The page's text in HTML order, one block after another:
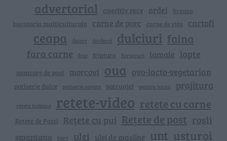
advertorial aperitiv rece ardei branza
bucataria multiculturala carne de porc carne de vita cartofi
ceapa desert dovlecei dulciuri faina
fara carne free friptura fursecuri lamaie lapte
mancare de post morcovi oua ovo-lacto-vegetarian
patiserie dulce patiserie sarata patrunjel pentru iarna prajitura
reteta italiana retete-video retete cu carne
Retete de Pasti Rețete cu pui Rețete de post rosii
smantana tort ulei ulei de masline unt usturoi